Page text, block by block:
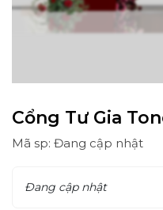
Cổng Tư Gia
Mã sp: Đang cập nhật
Đang cập nhật